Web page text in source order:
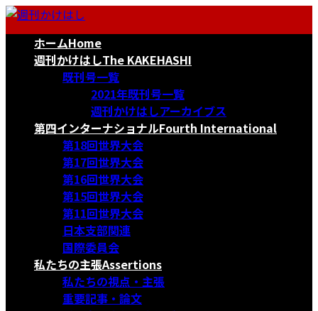
コ
ナ
ホームHome
週刊かけはしThe KAKEHASHI
既刊号一覧
2021年既刊号一覧
週刊かけはしアーカイブス
第四インターナショナルFourth International
第18回世界大会
第17回世界大会
第16回世界大会
第15回世界大会
第11回世界大会
日本支部関連
国際委員会
私たちの主張Assertions
私たちの視点・主張
重要記事・論文